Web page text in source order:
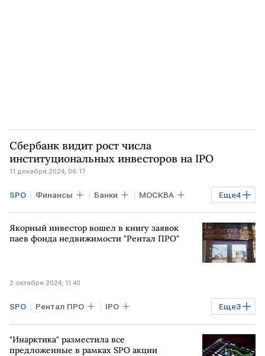
Сбербанк видит рост числа
институциональных инвесторов на IPO
11 декабря 2024, 06:17
Еще4
SPO Финансы Банки МОСКВА
РФ Анатолий Попов НПФ
Сбербанк
Якорный инвестор вошел в книгу заявок
паев фонда недвижимости "Рентал ПРО"
2 октября 2024, 11:40
Еще3
SPO Рентал ПРО IPO
Недвижимость ЗПИФ Мосбиржа
"Инарктика" разместила все
предложенные в рамках SPO акции